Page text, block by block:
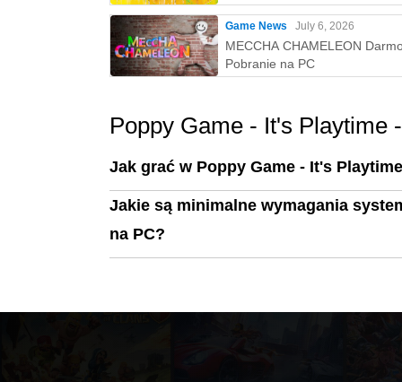
Game News July 6, 2026
MECCHA CHAMELEON
Pobranie na PC
Poppy Game - It's Playtime
Jak grać w Poppy Game - It's
Jakie są minimalne wymagania
na PC?